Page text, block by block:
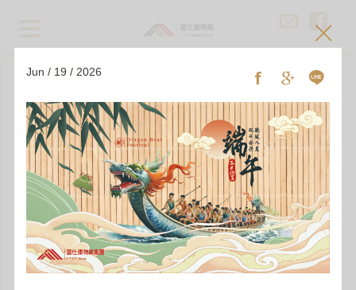
訊息中心
公司消息
Jun / 19 / 2026